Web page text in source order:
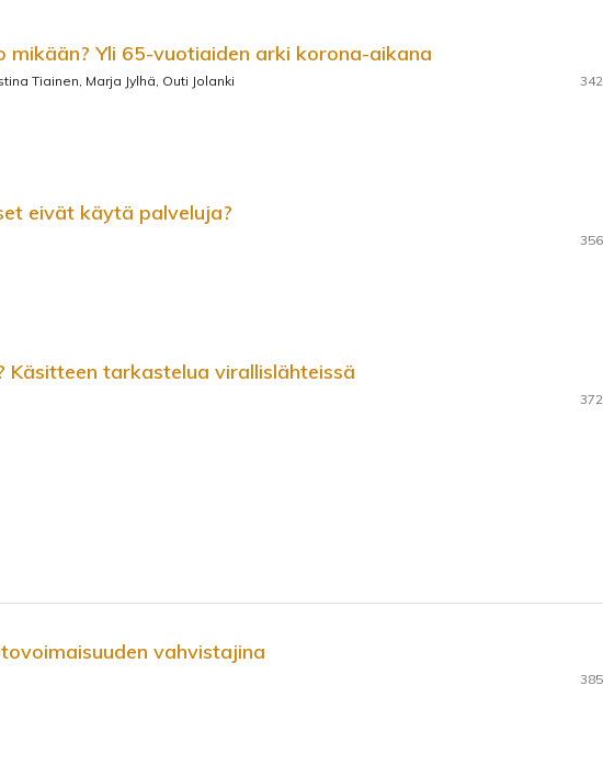
mikään? Yli 65-vuotiaiden arki korona-aikana
Tiainen, Marja Jylhä, Outi Jolanki
eivät käytä palveluja?
Käsitteen tarkastelua virallislähteissä
vahvistajina